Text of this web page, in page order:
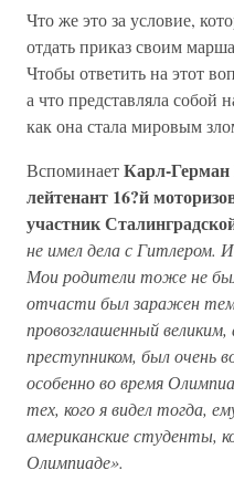
Что же это за условие,
отдать приказ своим
Чтобы ответить на этот
а что представляла собой
как она стала мировым
ВспоминаетКарл-Герман
лейтенант 16?й
участник
не имел дела с Гитлером.
Мои родители тоже не
отчасти был заражен
провозглашенный
преступником, был очень
особенно во время
тех, кого я видел тогда,
американские студенты,
Олимпиаде».